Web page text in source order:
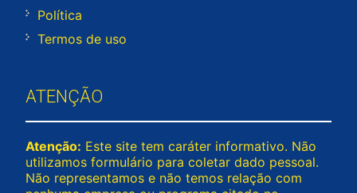
Política
Termos de uso
ATENÇÃO
Atenção: Este site tem caráter informativo. Não
utilizamos formulário para coletar dado pessoal.
Não representamos e não temos relação com